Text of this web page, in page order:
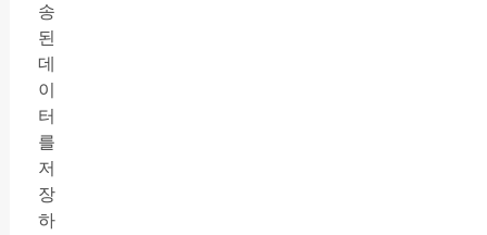
송
된
데
이
터
를
저
장
하